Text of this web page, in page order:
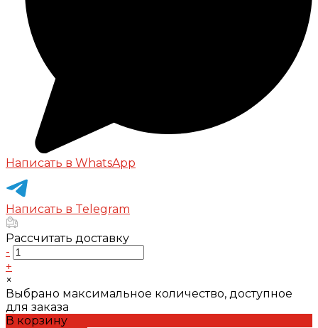
Написать в WhatsApp
Написать в Telegram
Рассчитать доставку
-
+
×
Выбрано максимальное количество, доступное
для заказа
В корзину